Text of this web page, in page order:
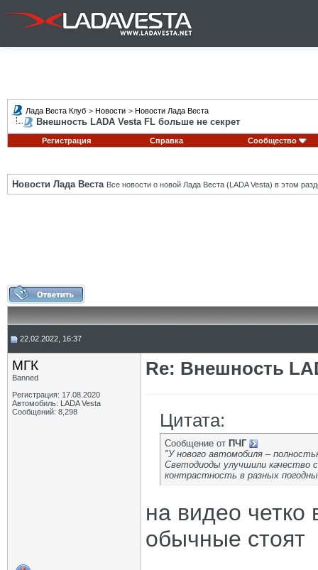
Лада Веста Клуб > Новости > Новости Лада Веста
Внешность LADA Vesta FL больше не секрет
Регистрация Справка Сообщество
Новости Лада Веста Все новости о новой Лада Веста (LADA Vesta) в этом
22.02.2022, 16:37
МГК
Banned
Регистрация: 17.08.2020
Автомобиль: LADA Vesta
Сообщений: 8,298
Re: Внешность
Цитата:
Сообщение от ПЧГ
"У нового автомобиля –
Светодиоды улучшили качество
контрастность в разных
на видео
обычные стоят